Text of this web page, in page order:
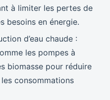
à limiter les pertes de
besoins en énergie.
d’eau chaude :
les pompes à
biomasse pour réduire
consommations